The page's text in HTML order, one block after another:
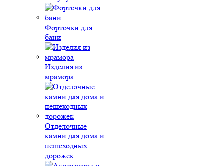
Форточки для
бани
Изделия из
мрамора
Отделочные
камни для дома и
пешеходных
дорожек